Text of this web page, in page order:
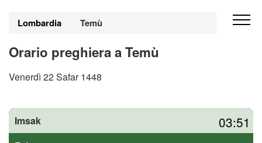
Lombardia Temù
Orario preghiera a Temù
Venerdì 22 Safar 1448
Imsak 03:51